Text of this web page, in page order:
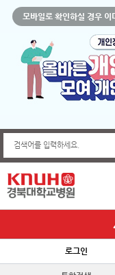
모바일로 확인하실 경우 이
검색어를 입력하세요.
로그인